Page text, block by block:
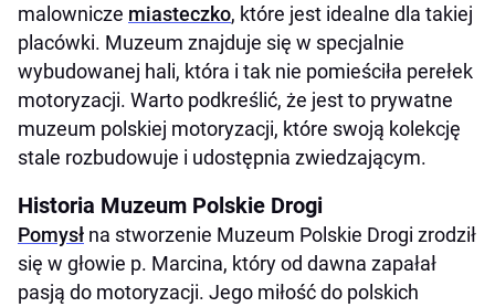
malownicze miasteczko, które jest idealne dla takiej
placówki. Muzeum znajduje się w specjalnie
wybudowanej hali, która i tak nie pomieściła perełek
motoryzacji. Warto podkreślić, że jest to prywatne
muzeum polskiej motoryzacji, które swoją kolekcję
stale rozbudowuje i udostępnia zwiedzającym.
Historia Muzeum Polskie Drogi
Pomysł na stworzenie Muzeum Polskie Drogi zrodził
się w głowie p. Marcina, który od dawna zapałał
pasją do motoryzacji. Jego miłość do polskich